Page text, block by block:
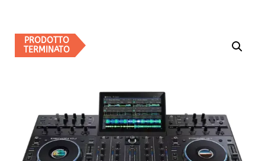
PRODOTTO
TERMINATO